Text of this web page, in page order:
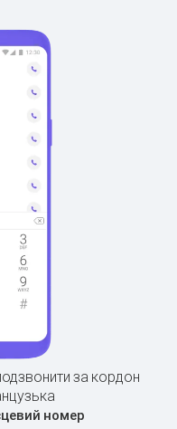
за кордон
номер